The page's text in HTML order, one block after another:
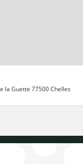
la Guette 77500 Chelles